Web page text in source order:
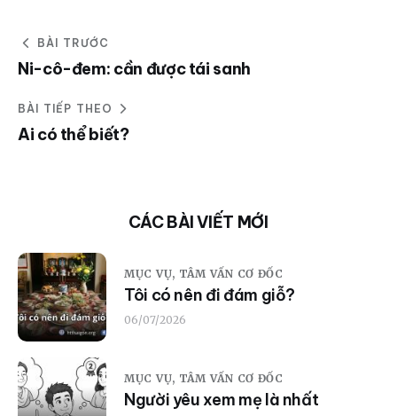
BÀI TRƯỚC
Ni-cô-đem: cần được tái sanh
BÀI TIẾP THEO
Ai có thể biết?
CÁC BÀI VIẾT MỚI
MỤC VỤ, TÂM VẤN CƠ ĐỐC
Tôi có nên đi đám giỗ?
06/07/2026
MỤC VỤ, TÂM VẤN CƠ ĐỐC
Người yêu xem mẹ là nhất